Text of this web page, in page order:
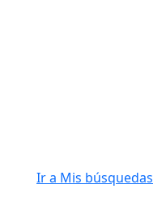
Ir a Mis búsquedas